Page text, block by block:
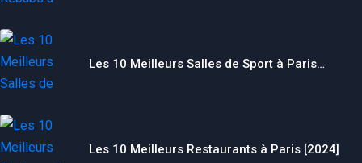
Les 10 Meilleurs Salles de Sport à Paris…
Les 10 Meilleurs Restaurants à Paris [2024]